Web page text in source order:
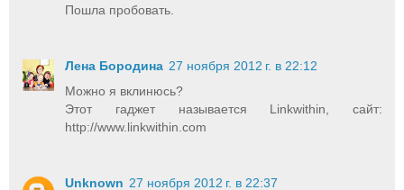
Пошла пробовать.
Лена Бородина 27 ноября 2012 г. в 22:12
Можно я вклинюсь?
Этот гаджет называется Linkwithin, сайт:
http://www.linkwithin.com
Unknown 27 ноября 2012 г. в 22:37